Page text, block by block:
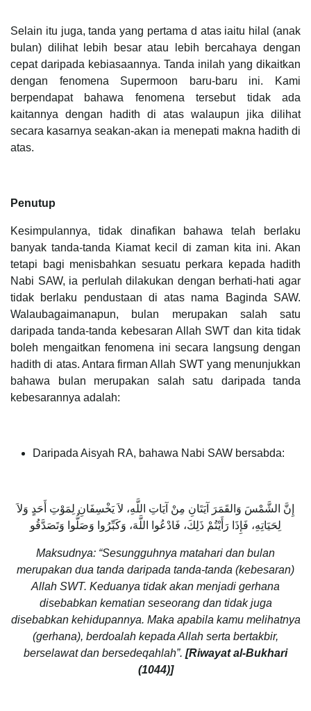
Selain itu juga, tanda yang pertama d atas iaitu hilal (anak
bulan) dilihat lebih besar atau lebih bercahaya dengan
cepat daripada kebiasaannya. Tanda inilah yang dikaitkan
dengan fenomena Supermoon baru-baru ini. Kami
berpendapat bahawa fenomena tersebut tidak ada
kaitannya dengan hadith di atas walaupun jika dilihat
secara kasarnya seakan-akan ia menepati makna hadith di
atas.
Penutup
Kesimpulannya, tidak dinafikan bahawa telah berlaku
banyak tanda-tanda Kiamat kecil di zaman kita ini. Akan
tetapi bagi menisbahkan sesuatu perkara kepada hadith
Nabi SAW, ia perlulah dilakukan dengan berhati-hati agar
tidak berlaku pendustaan di atas nama Baginda SAW.
Walaubagaimanapun, bulan merupakan salah satu
daripada tanda-tanda kebesaran Allah SWT dan kita tidak
boleh mengaitkan fenomena ini secara langsung dengan
hadith di atas. Antara firman Allah SWT yang menunjukkan
bahawa bulan merupakan salah satu daripada tanda
kebesarannya adalah:
Daripada Aisyah RA, bahawa Nabi SAW bersabda:
إِنَّ الشَّمْسَ وَالقَمَرَ آيَتَانِ مِنْ آيَاتِ اللَّهِ، لاَ يَخْسِفَانِ لِمَوْتِ أَحَدٍ وَلاَ
لِحَيَاتِهِ، فَإِذَا رَأَيْتُمْ ذَلِكَ، فَادْعُوا اللَّهَ، وَكَبِّرُوا وَصَلُّوا وَتَصَدَّقُو
Maksudnya: “Sesungguhnya matahari dan bulan
merupakan dua tanda daripada tanda-tanda (kebesaran)
Allah SWT. Keduanya tidak akan menjadi gerhana
disebabkan kematian seseorang dan tidak juga
disebabkan kehidupannya. Maka apabila kamu melihatnya
(gerhana), berdoalah kepada Allah serta bertakbir,
berselawat dan bersedeqahlah”. [Riwayat al-Bukhari
(1044)]